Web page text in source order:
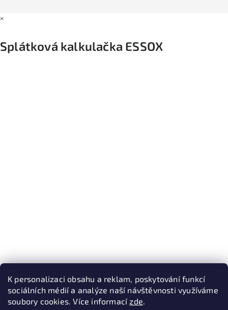
K personalizaci obsahu a reklam, poskytování funkcí
sociálních médií a analýze naší návštěvnosti využíváme
soubory cookies. Více informacízde.
×
Splátková kalkulačka ESSOX